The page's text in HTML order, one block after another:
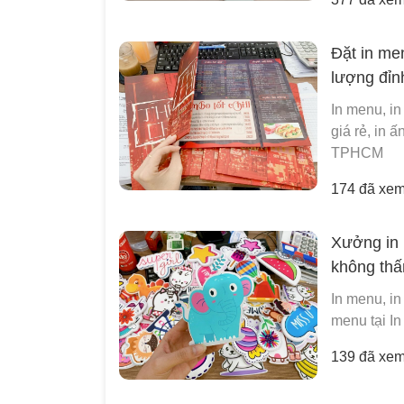
Đặt in
lượng
In menu,
giá rẻ, in
TPHCM
174 đã
Xưởng in
không
In menu,
menu tại
139 đã